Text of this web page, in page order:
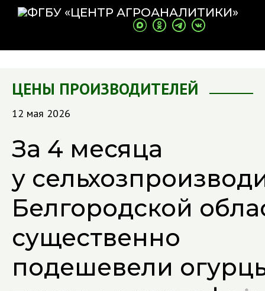
ЦЕНЫ ПРОИЗВОДИТЕЛЕЙ
12 мая 2026
За 4 месяца
у
Белгородской
существенно
подешевели